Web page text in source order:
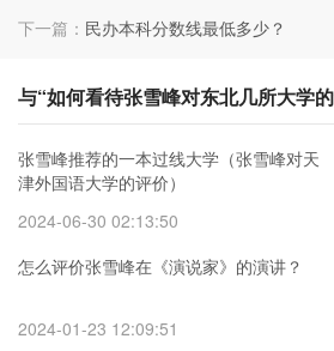
下一篇： 民办本科分数线最低多少？
与“如何看待张雪峰对东北几所大学
张雪峰推荐的一本过线大学（张雪峰对天
津外国语大学的评价）
2024-06-30 02:13:50
怎么评价张雪峰在《演说家》的演讲？
2024-01-23 12:09:51